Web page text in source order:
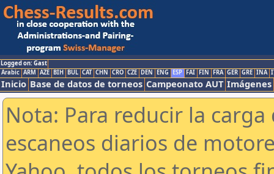
Logged on: Gast
Arabic ARM AZE BIH BUL CAT CHN CRO CZE DEN ENG ESP FAI FIN FRA GER GRE INA
Inicio Base de datos de torneos Campeonato AUT Imágenes
Nota: Para reducir la
escaneos diarios de